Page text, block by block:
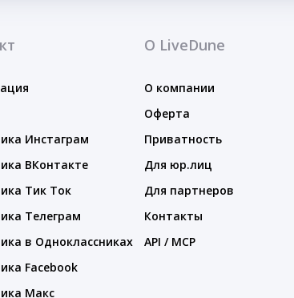
Инстаграм
ВКонтакте
Тик Ток
Телеграм
в Одноклассниках
Facebook
Макс
О LiveDune
О компании
Оферта
Приватность
Для юр.лиц
Для партнеров
Контакты
API / MCP